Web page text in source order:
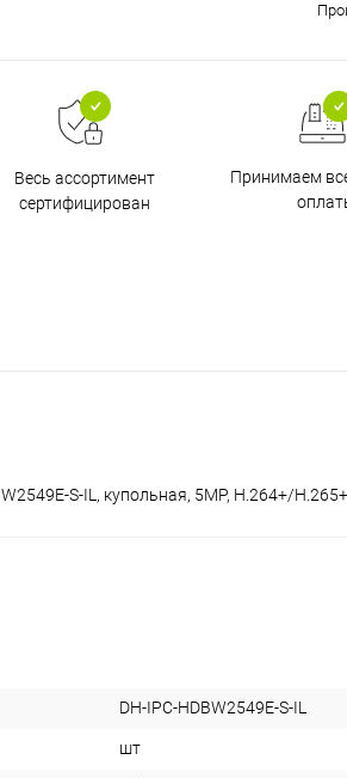
Весь ассортимент
сертифицирован
Принимаем
S-IL, купольная, 5MP, H.264+/
DH-IPC-HDBW2549E-S-IL
шт